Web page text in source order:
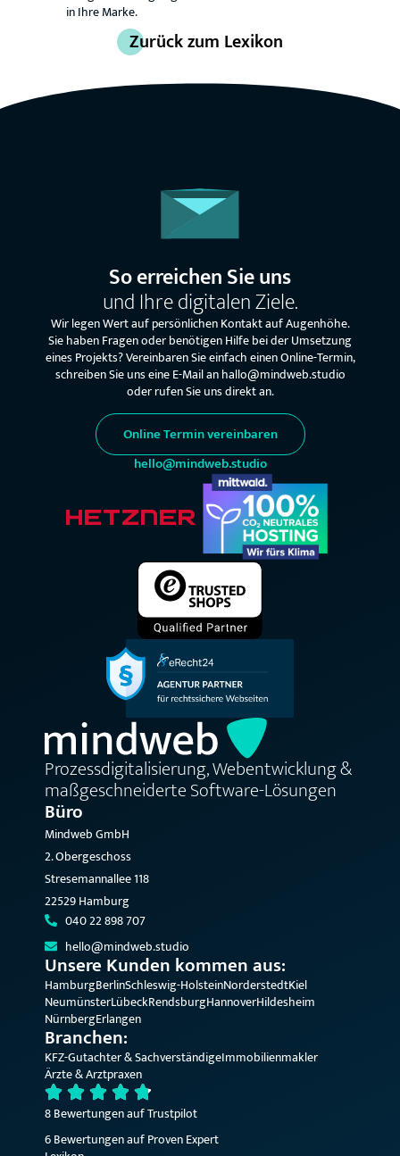
in Ihre Marke.
Zurück zum Lexikon
So erreichen Sie uns
und Ihre digitalen Ziele.
Wir legen Wert auf persönlichen Kontakt auf Augenhöhe.
Sie haben Fragen oder benötigen Hilfe bei der Umsetzung
eines Projekts? Vereinbaren Sie einfach einen Online-Termin,
schreiben Sie uns eine E-Mail an hallo@mindweb.studio
oder rufen Sie uns direkt an.
Online Termin vereinbaren
hello@mindweb.studio
Prozessdigitalisierung, Webentwicklung &
maßgeschneiderte Software-Lösungen
Büro
Mindweb GmbH
2. Obergeschoss
Stresemannallee 118
22529 Hamburg
040 22 898 707
hello@mindweb.studio
Unsere Kunden kommen aus:
HamburgBerlinSchleswig-HolsteinNorderstedtKiel
NeumünsterLübeckRendsburgHannoverHildesheim
NürnbergErlangen
Branchen:
KFZ-Gutachter & SachverständigeImmobilienmakler
Ärzte & Arztpraxen
8 Bewertungen auf Trustpilot
6 Bewertungen auf Proven Expert